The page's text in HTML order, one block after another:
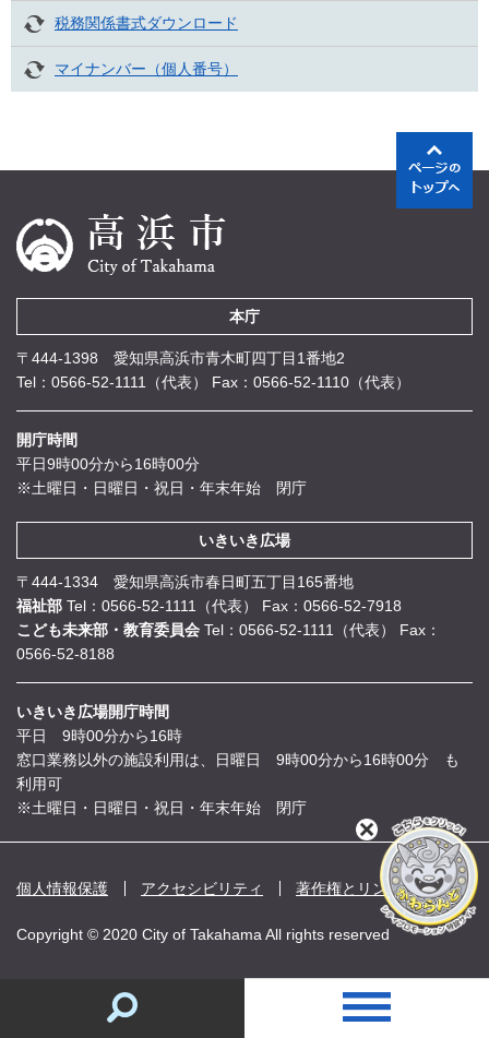
税務関係書式ダウンロード
マイナンバー（個人番号）
本庁
〒444-1398 愛知県高浜市青木町四丁目1番地2
Tel：0566-52-1111（代表）
Fax：0566-52-1110（代表）
開庁時間
平日9時00分から16時00分
※土曜日・日曜日・祝日・年末年始 閉庁
いきいき広場
〒444-1334 愛知県高浜市春日町五丁目165番地
福祉部 Tel：0566-52-1111（代表）
Fax：0566-52-7918
こども未来部・教育委員会 Tel：0566-52-1111（代表）
Fax：
0566-52-8188
いきいき広場開庁時間
平日 9時00分から16時
窓口業務以外の施設利用は、日曜日 9時00分から16時00分 も
利用可
※土曜日・日曜日・祝日・年末年始 閉庁
個人情報保護 アクセシビリティ 著作権とリンク
Copyright © 2020 City of Takahama All rights reserved
閉